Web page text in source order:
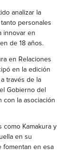
analizar la
personales
innovar en
de 18 años.
en Relaciones
en la edición
través de la
Gobierno del
con la asociación
como Kamakura y
en su
fomentan en esa